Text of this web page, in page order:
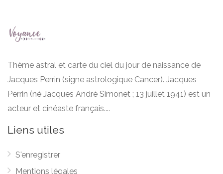
Thème astral et carte du ciel du jour de naissance de
Jacques Perrin (signe astrologique Cancer). Jacques
Perrin (né Jacques André Simonet ; 13 juillet 1941) est un
acteur et cinéaste français....
Liens utiles
S'enregistrer
Mentions légales